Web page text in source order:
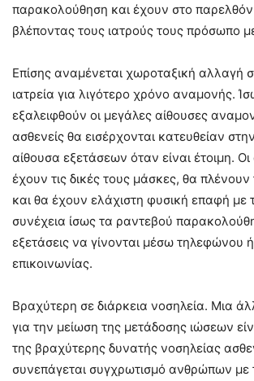
παρακολούθηση και έχουν στο
βλέποντας τους ιατρούς τους πρόσωπο
Επίσης αναμένεται χωροταξική αλλαγή
ιατρεία για λιγότερο χρόνο αναμονής.
εξαλειφθούν οι μεγάλες αίθουσες
ασθενείς θα εισέρχονται κατευθείαν
αίθουσα εξετάσεων όταν είναι έτοιμη. Οι
έχουν τις δικές τους μάσκες, θα πλένουν
και θα έχουν ελάχιστη φυσική επαφή με
συνέχεια ίσως τα ραντεβού
εξετάσεις να γίνονται μέσω τηλεφώνου
επικοινωνίας.
Βραχύτερη σε διάρκεια νοσηλεία. Μια
για την μείωση της μετάδοσης ιώσεων
της βραχύτερης δυνατής νοσηλείας
συνεπάγεται συγχρωτισμό ανθρώπων με